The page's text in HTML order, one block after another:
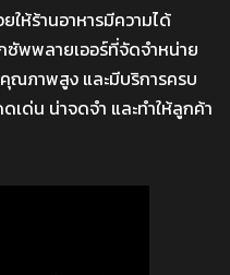
ให้ร้านอาหารมีความได้
ซัพพลายเออร์ที่จัดจำหน่าย
ณภาพสูง และมีบริการครบ
ด่น น่าจดจำ และทำให้ลูกค้า